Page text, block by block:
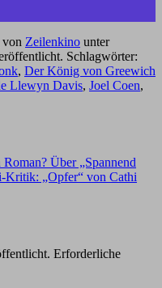
von Zeilenkino unter
Schlagwörter:
, Der König von Greewich
Llewyn Davis, Joel Coen,
Über „Spannend
Kritik: „Opfer“ von Cathi
Erforderliche